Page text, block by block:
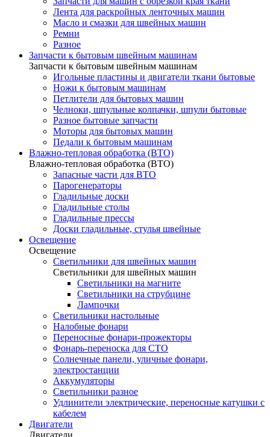
Лента для раскройных ленточных машин
Масло и смазки для швейных машин
Ремни
Разное
Запчасти к бытовым швейным машинам
Запчасти к бытовым швейным машинам
Игольные пластины и двигатели ткани бытовые
Ножи к бытовым машинам
Петлители для бытовых машин
Челноки, шпульные колпачки, шпули бытовые
Разное бытовые запчасти
Моторы для бытовых машин
Педали к бытовым машинам
Влажно-тепловая обработка (ВТО)
Влажно-тепловая обработка (ВТО)
Запасные части для ВТО
Парогенераторы
Гладильные доски
Гладильные столы
Гладильные прессы
Доски гладильные, стулья швейные
Освещение
Освещение
Светильники для швейных машин
Светильники для швейных машин
Светильники на магните
Светильники на струбцине
Лампочки
Светильники настольные
Налобные фонари
Переносные фонари-прожекторы
Фонарь-переноска для СТО
Солнечные панели, уличные фонари,
электростанции
Аккумуляторы
Светильники разное
Удлинители электрические, переносные катушки с
кабелем
Двигатели
Двигатели